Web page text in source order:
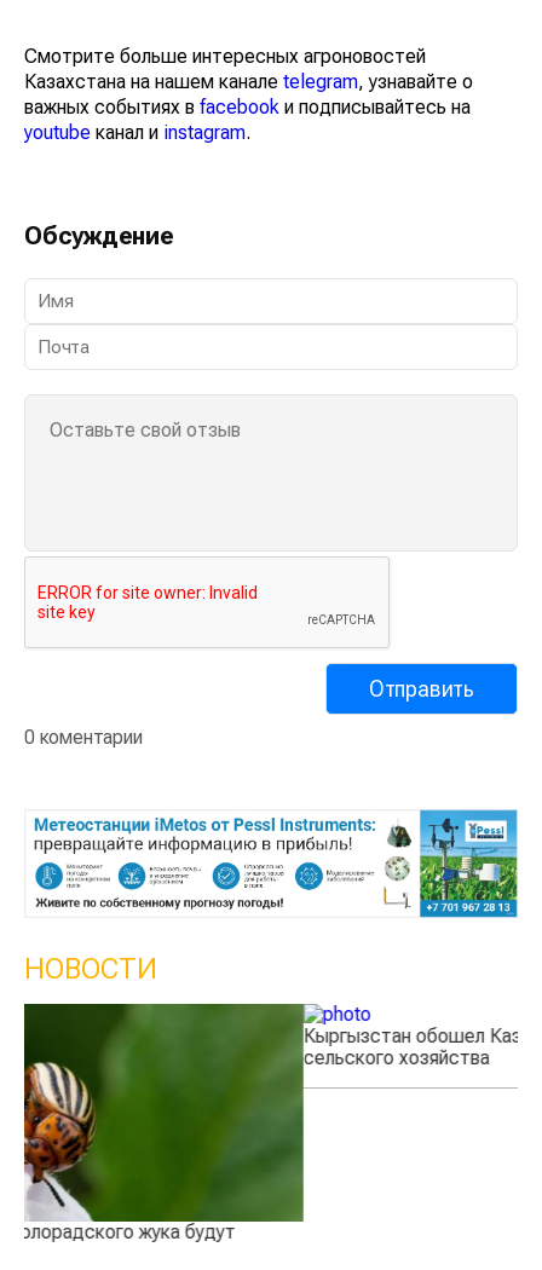
Смотрите больше интересных агроновостей
Казахстана на нашем каналеtelegram , узнавайте о
важных событиях вfacebook и подписывайтесь на
youtube канал иinstagram
Обсуждение
0 коментарии
НОВОСТИ
Кыргызстан обошел Казахстан по темпам роста
сельского хозяйства